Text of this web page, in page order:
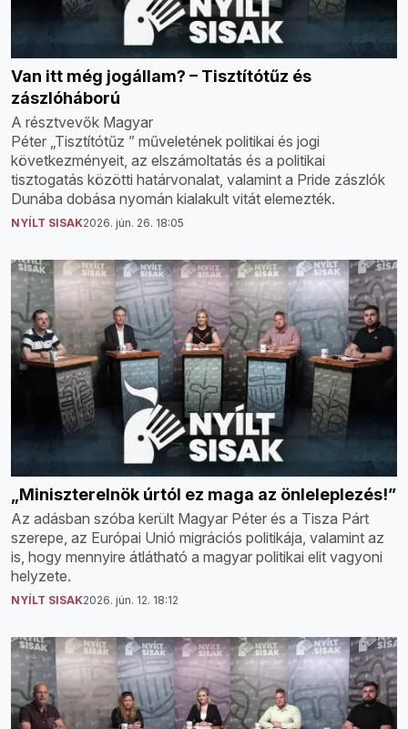
Van itt még jogállam? – Tisztítótűz és
zászlóháború
A résztvevők Magyar
Péter „Tisztítótűz ” műveletének politikai és jogi
következményeit, az elszámoltatás és a politikai
tisztogatás közötti határvonalat, valamint a Pride zászlók
Dunába dobása nyomán kialakult vitát elemezték.
NYÍLT SISAK2026. jún. 26. 18:05
„Miniszterelnök úrtól ez maga az önleleplezés!”
Az adásban szóba került Magyar Péter és a Tisza Párt
szerepe, az Európai Unió migrációs politikája, valamint az
is, hogy mennyire átlátható a magyar politikai elit vagyoni
helyzete.
NYÍLT SISAK2026. jún. 12. 18:12